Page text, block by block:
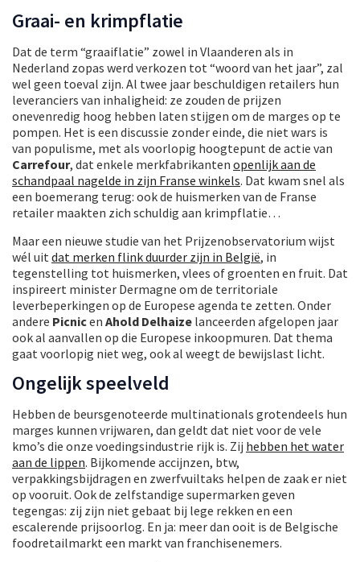
Graai- en krimpflatie
Dat de term “graaiflatie” zowel in Vlaanderen als in
Nederland zopas werd verkozen tot “woord van het jaar”, zal
wel geen toeval zijn. Al twee jaar beschuldigen retailers hun
leveranciers van inhaligheid: ze zouden de prijzen
onevenredig hoog hebben laten stijgen om de marges op te
pompen. Het is een discussie zonder einde, die niet wars is
van populisme, met als voorlopig hoogtepunt de actie van
Carrefour, dat enkele merkfabrikanten openlijk aan de
schandpaal nagelde in zijn Franse winkels. Dat kwam snel als
een boemerang terug: ook de huismerken van de Franse
retailer maakten zich schuldig aan krimpflatie…
Maar een nieuwe studie van het Prijzenobservatorium wijst
wél uitdat merken flink duurder zijn in België, in
tegenstelling tot huismerken, vlees of groenten en fruit. Dat
inspireert minister Dermagne om de territoriale
leverbeperkingen op de Europese agenda te zetten. Onder
andere Picnicen Ahold Delhaize lanceerden afgelopen jaar
ook al aanvallen op die Europese inkoopmuren. Dat thema
gaat voorlopig niet weg, ook al weegt de bewijslast licht.
Ongelijk speelveld
Hebben de beursgenoteerde multinationals grotendeels hun
marges kunnen vrijwaren, dan geldt dat niet voor de vele
kmo’s die onze voedingsindustrie rijk is. Zij hebben het water
aan de lippen. Bijkomende accijnzen, btw,
verpakkingsbijdragen en zwerfvuiltaks helpen de zaak er niet
op vooruit. Ook de zelfstandige supermarken geven
tegengas: zij zijn niet gebaat bij lege rekken en een
escalerende prijsoorlog. En ja: meer dan ooit is de Belgische
foodretailmarkt een markt van franchisenemers.